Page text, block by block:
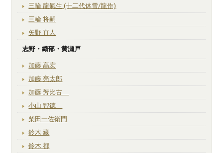
三輪 龍氣生 (十二代休雪/龍作)
三輪 将嗣
矢野 直人
志野・織部・黄瀬戸
加藤 高宏
加藤 亮太郎
加藤 芳比古
小山 智徳
柴田一佐衛門
鈴木 藏
鈴木 都